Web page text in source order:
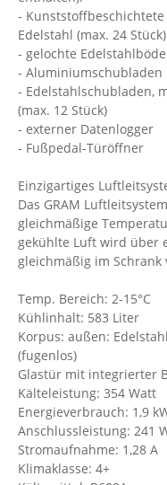
-
Edelstahl (max. 24 Stück)
- gelochte
- Aluminiumschubladen
- Edelstahlschubladen,
(max. 12 Stück)
- externer Datenlogger
- Fußpedal-Türöffner
Einzigartiges
Das GRAM
gleichmäßige
gekühlte Luft wird über
gleichmäßig im Schrank
Temp. Bereich: 2-15°C
Kühlinhalt: 583 Liter
Korpus: außen:
(fugenlos)
Glastür mit integrierter
Kälteleistung: 354 Watt
Energieverbrauch: 1,9
Anschlussleistung: 241
Stromaufnahme: 1,28 A
Klimaklasse: 4+